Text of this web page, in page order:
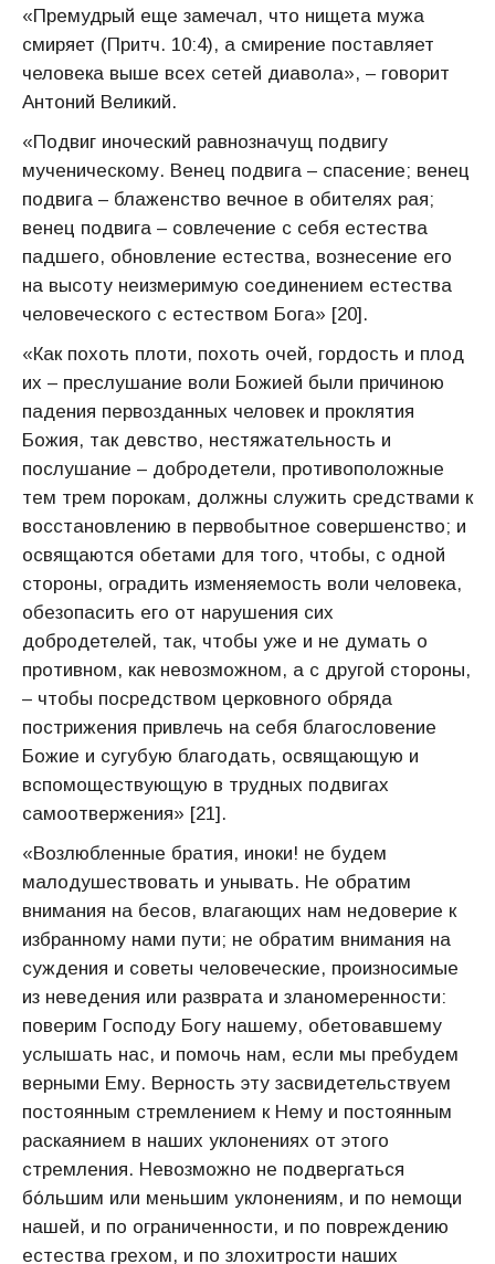
«Премудрый еще замечал, что нищета мужа
смиряет (Притч. 10:4), а смирение поставляет
человека выше всех сетей диавола», – говорит
Антоний Великий.
«Подвиг иноческий равнозначущ подвигу
мученическому. Венец подвига – спасение; венец
подвига – блаженство вечное в обителях рая;
венец подвига – совлечение с себя естества
падшего, обновление естества, вознесение его
на высоту неизмеримую соединением естества
человеческого с естеством Бога» [20].
«Как похоть плоти, похоть очей, гордость и плод
их – преслушание воли Божией были причиною
падения первозданных человек и проклятия
Божия, так девство, нестяжательность и
послушание – добродетели, противоположные
тем трем порокам, должны служить средствами к
восстановлению в первобытное совершенство; и
освящаются обетами для того, чтобы, с одной
стороны, оградить изменяемость воли человека,
обезопасить его от нарушения сих
добродетелей, так, чтобы уже и не думать о
противном, как невозможном, а с другой стороны,
– чтобы посредством церковного обряда
пострижения привлечь на себя благословение
Божие и сугубую благодать, освящающую и
вспомоществующую в трудных подвигах
самоотвержения» [21].
«Возлюбленные братия, иноки! не будем
малодушествовать и унывать. Не обратим
внимания на бесов, влагающих нам недоверие к
избранному нами пути; не обратим внимания на
суждения и советы человеческие, произносимые
из неведения или разврата и зланомеренности:
поверим Господу Богу нашему, обетовавшему
услышать нас, и помочь нам, если мы пребудем
верными Ему. Верность эту засвидетельствуем
постоянным стремлением к Нему и постоянным
раскаянием в наших уклонениях от этого
стремления. Невозможно не подвергаться
бо́льшим или меньшим уклонениям, и по немощи
нашей, и по ограниченности, и по повреждению
естества грехом, и по злохитрости наших